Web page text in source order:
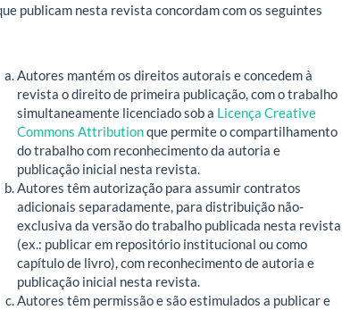
publicam nesta revista concordam com os seguintes
Autores mantém os direitos autorais e concedem à
revista o direito de primeira publicação, com o trabalho
simultaneamente licenciado sob a Licença Creative
Commons Attributionque permite o compartilhamento
do trabalho com reconhecimento da autoria e
publicação inicial nesta revista.
Autores têm autorização para assumir contratos
adicionais separadamente, para distribuição não-
exclusiva da versão do trabalho publicada nesta revista
(ex.: publicar em repositório institucional ou como
capítulo de livro), com reconhecimento de autoria e
publicação inicial nesta revista.
Autores têm permissão e são estimulados a publicar e